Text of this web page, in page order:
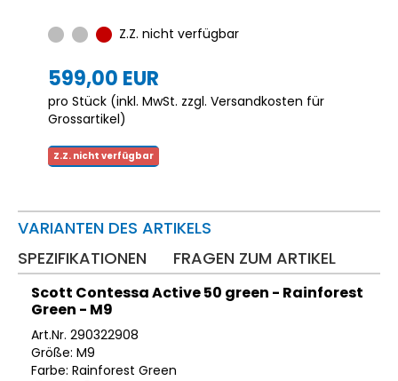
Z.Z. nicht verfügbar
599,00 EUR
pro Stück (inkl. MwSt. zzgl. Versandkosten für
Grossartikel)
Z.Z. nicht verfügbar
VARIANTEN DES ARTIKELS
SPEZIFIKATIONEN
FRAGEN ZUM ARTIKEL
Scott Contessa Active 50 green - Rainforest
Green - M9
Art.Nr. 290322908
Größe: M9
Farbe: Rainforest Green